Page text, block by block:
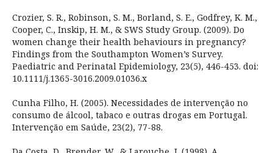
Crozier, S. R., Robinson, S. M., Borland, S. E., Godfrey, K. M.,
Cooper, C., Inskip, H. M., & SWS Study Group. (2009). Do
women change their health behaviours in pregnancy?
Findings from the Southampton Women’s Survey.
Paediatric and Perinatal Epidemiology, 23(5), 446-453. doi:
10.1111/j.1365-3016.2009.01036.x
Cunha Filho, H. (2005). Necessidades de intervenção no
consumo de álcool, tabaco e outras drogas em Portugal.
Intervenção em Saúde, 23(2), 77-88.